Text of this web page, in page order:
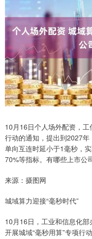
10月16日个人场外配资，工
行动的通知，提出到2027
单向互连时延小于1毫秒，
70%等指标。有哪些上市公
来源：摄图网
城域算力迎接“毫秒时代”
10月16日，工业和信息化
开展城域“毫秒用算”专项行